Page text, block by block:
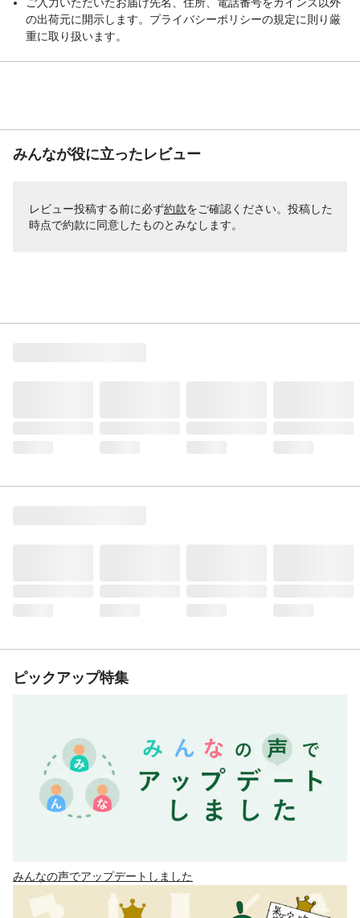
の出荷元に開示します。プライバシーポリシーの規定に則り厳
重に取り扱います。
みんなが役に立ったレビュー
レビュー投稿する前に必ず約款をご確認ください。投稿した
時点で約款に同意したものとみなします。
ピックアップ特集
みんなの声でアップデートしました